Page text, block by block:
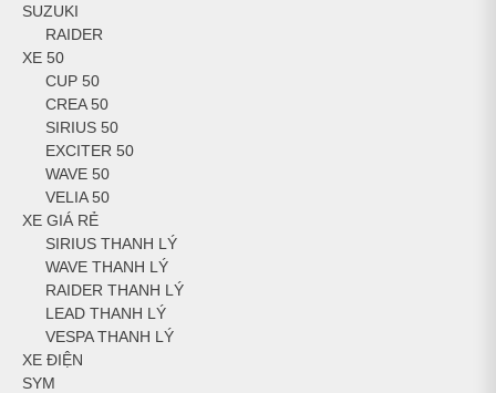
SUZUKI
RAIDER
XE 50
CUP 50
CREA 50
SIRIUS 50
EXCITER 50
WAVE 50
VELIA 50
XE GIÁ RẺ
SIRIUS THANH LÝ
WAVE THANH LÝ
RAIDER THANH LÝ
LEAD THANH LÝ
VESPA THANH LÝ
XE ĐIỆN
SYM